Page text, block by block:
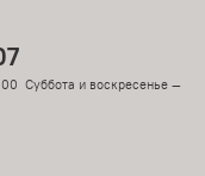
Суббота и воскресенье —